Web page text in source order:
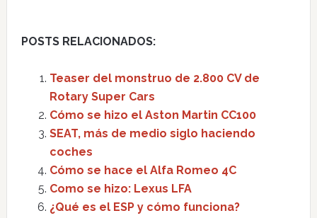
POSTS RELACIONADOS:
Teaser del monstruo de 2.800 CV de
Rotary Super Cars
Cómo se hizo el Aston Martin CC100
SEAT, más de medio siglo haciendo
coches
Cómo se hace el Alfa Romeo 4C
Como se hizo: Lexus LFA
¿Qué es el ESP y cómo funciona?